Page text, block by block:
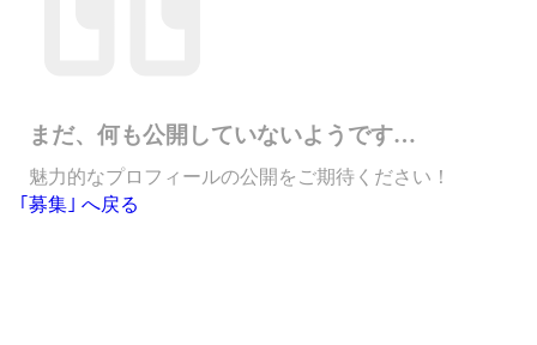
まだ、何も公開していないようです…
魅力的なプロフィールの公開をご期待ください！
｢募集｣ へ戻る